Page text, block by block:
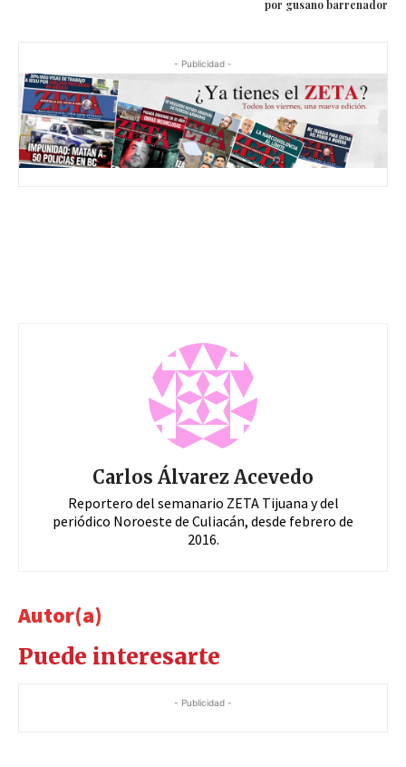
por gusano barrenador
- Publicidad -
Carlos Álvarez Acevedo
Reportero del semanario ZETA Tijuana y del
periódico Noroeste de Culiacán, desde febrero de
2016.
Autor(a)
Puede interesarte
- Publicidad -